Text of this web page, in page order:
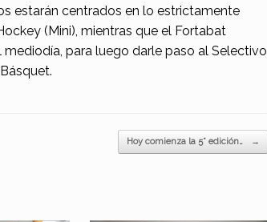
estarán centrados en lo estrictamente
(Mini), mientras que el Fortabat
para luego darle paso al Selectivo
Hoy comienza la 5° edición… →